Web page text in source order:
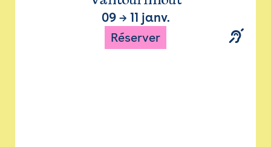
09→ 11 janv.
Réserver